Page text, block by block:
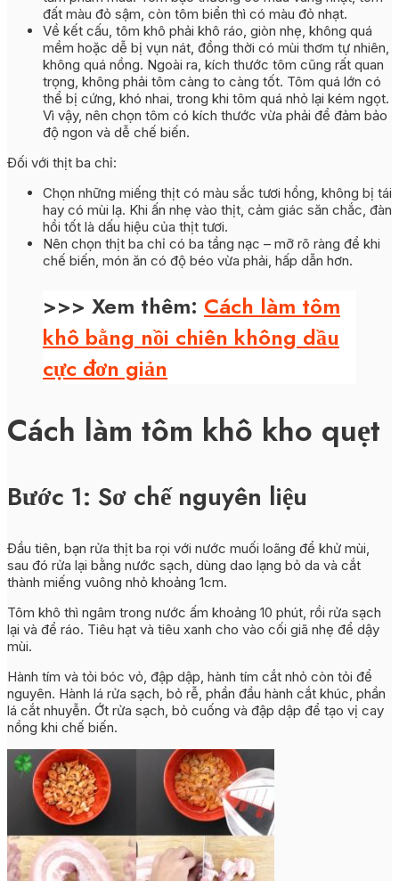
đất màu đỏ sậm, còn tôm biển thì có màu đỏ nhạt.
Về kết cấu, tôm khô phải khô ráo, giòn nhẹ, không quá
mềm hoặc dễ bị vụn nát, đồng thời có mùi thơm tự nhiên,
không quá nồng. Ngoài ra, kích thước tôm cũng rất quan
trọng, không phải tôm càng to càng tốt. Tôm quá lớn có
thể bị cứng, khó nhai, trong khi tôm quá nhỏ lại kém ngọt.
Vì vậy, nên chọn tôm có kích thước vừa phải để đảm bảo
độ ngon và dễ chế biến.
Đối với thịt ba chỉ:
Chọn những miếng thịt có màu sắc tươi hồng, không bị tái
hay có mùi lạ. Khi ấn nhẹ vào thịt, cảm giác săn chắc, đàn
hồi tốt là dấu hiệu của thịt tươi.
Nên chọn thịt ba chỉ có ba tầng nạc – mỡ rõ ràng để khi
chế biến, món ăn có độ béo vừa phải, hấp dẫn hơn.
>>> Xem thêm: Cách làm tôm
khô bằng nồi chiên không dầu
cực đơn giản
Cách làm tôm khô kho quẹt
Bước 1: Sơ chế nguyên liệu
Đầu tiên, bạn rửa thịt ba rọi với nước muối loãng để khử mùi,
sau đó rửa lại bằng nước sạch, dùng dao lạng bỏ da và cắt
thành miếng vuông nhỏ khoảng 1cm.
Tôm khô thì ngâm trong nước ấm khoảng 10 phút, rồi rửa sạch
lại và để ráo. Tiêu hạt và tiêu xanh cho vào cối giã nhẹ để dậy
mùi.
Hành tím và tỏi bóc vỏ, đập dập, hành tím cắt nhỏ còn tỏi để
nguyên. Hành lá rửa sạch, bỏ rễ, phần đầu hành cắt khúc, phần
lá cắt nhuyễn. Ớt rửa sạch, bỏ cuống và đập dập để tạo vị cay
nồng khi chế biến.